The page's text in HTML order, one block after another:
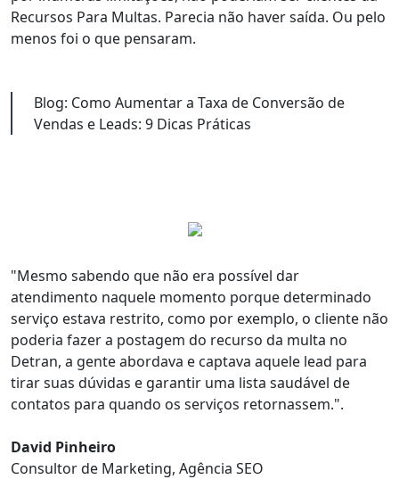
Recursos Para Multas. Parecia não haver saída. Ou pelo
menos foi o que pensaram.
Blog: Como Aumentar a Taxa de Conversão de
Vendas e Leads: 9 Dicas Práticas
"Mesmo sabendo que não era possível dar
atendimento naquele momento porque determinado
serviço estava restrito, como por exemplo, o cliente não
poderia fazer a postagem do recurso da multa no
Detran, a gente abordava e captava aquele lead para
tirar suas dúvidas e garantir uma lista saudável de
contatos para quando os serviços retornassem.".
David Pinheiro
Consultor de Marketing, Agência SEO